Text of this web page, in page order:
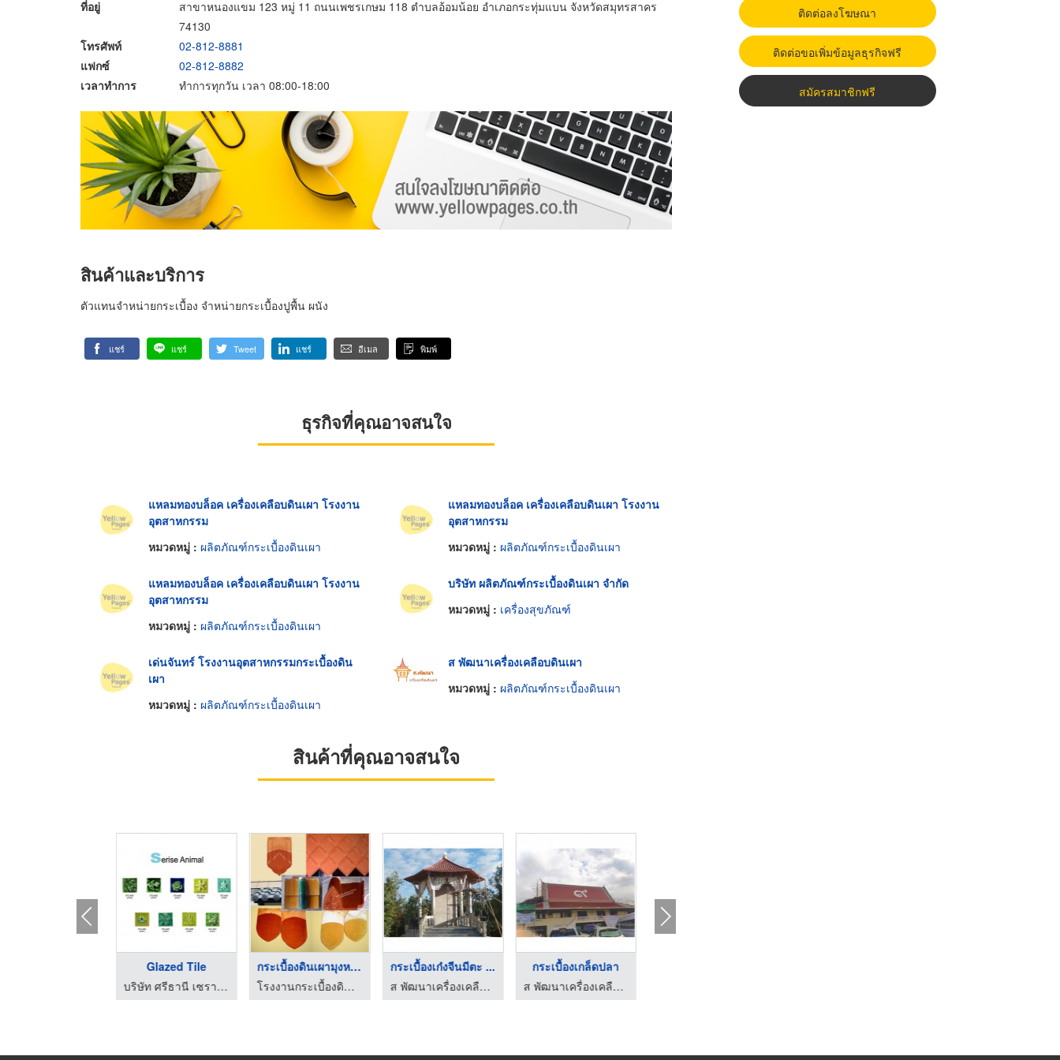
ที่อยู่
สาขาหนองแขม 123 หมู่ 11 ถนนเพชรเกษม 118 ตำบลอ้อมน้อย อำเภอกระทุ่มแบน จังหวัดสมุทรสาคร
74130
โทรศัพท์
02-812-8881
แฟกซ์
02-812-8882
เวลาทำการ
ทำการทุกวัน เวลา 08:00-18:00
สินค้าและบริการ
ตัวแทนจำหน่ายกระเบื้อง จำหน่ายกระเบื้องปูพื้น ผนัง
แชร์ แชร์ Tweet แชร์ อีเมล พิมพ์
ธุรกิจที่คุณอาจสนใจ
แหลมทองบล็อค เครื่องเคลือบดินเผา โรงงาน
อุตสาหกรรม
หมวดหมู่ : ผลิตภัณฑ์กระเบื้องดินเผา
แหลมทองบล็อค เครื่องเคลือบดินเผา โรงงาน
อุตสาหกรรม
หมวดหมู่ : ผลิตภัณฑ์กระเบื้องดินเผา
แหลมทองบล็อค เครื่องเคลือบดินเผา โรงงาน
อุตสาหกรรม
หมวดหมู่ : ผลิตภัณฑ์กระเบื้องดินเผา
บริษัท ผลิตภัณฑ์กระเบื้องดินเผา จำกัด
หมวดหมู่ : เครื่องสุขภัณฑ์
เด่นจันทร์ โรงงานอุตสาหกรรมกระเบื้องดิน
เผา
หมวดหมู่ : ผลิตภัณฑ์กระเบื้องดินเผา
ส พัฒนาเครื่องเคลือบดินเผา
หมวดหมู่ : ผลิตภัณฑ์กระเบื้องดินเผา
สินค้าที่คุณอาจสนใจ
Glazed Tile
บริษัท ศรีธานี เซรามิกส์ จำกัด
Glazed Tile
บริษัท ศรีธานี เซรามิกส์ จำกัด
กระเบื้องดินเผามุงหล ...
โรงงานกระเบื้องดินเผาไทย ชลบุรี แสงบรรพต
กระเบื้องเก๋งจีนมีตะ ...
ส พัฒนาเครื่องเคลือบดินเผา
กระเบื้องเกล็ดปลา
ติดต่อลงโฆษณา
ติดต่อขอเพิ่มข้อมูลธุรกิจฟรี
สมัครสมาชิกฟรี